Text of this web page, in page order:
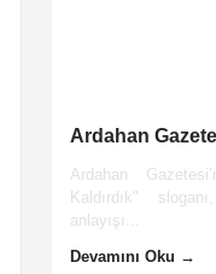
Ardahan
Ardahan
Kaldırdık"
anlayışı...
Devamını Oku →